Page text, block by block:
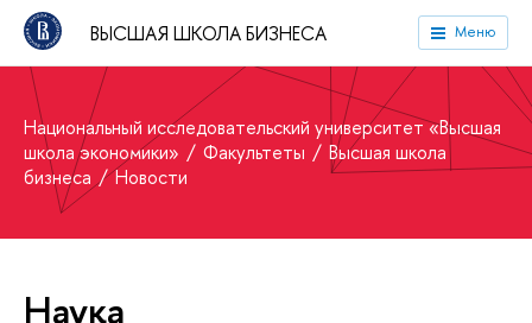
ВЫСШАЯ ШКОЛА БИЗНЕСА Меню
Национальный исследовательский университет «Высшая
школа экономики»
Факультеты
Высшая школа
бизнеса
Новости
Наука